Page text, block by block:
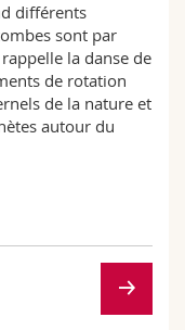
différents
sont par
la danse de
de rotation
de la nature et
autour du